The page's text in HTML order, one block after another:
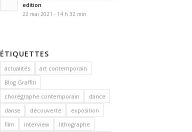
edition
22 mai 2021 - 14 h 32 min
ÉTIQUETTES
actualités
art contemporain
Blog Graffiti
chorégraphe contemporain
dance
danse
découverte
exposition
film
interview
lithographe